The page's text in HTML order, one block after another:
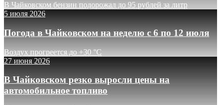
В Чайковском бензин подорожал до 95 рублей за литр
5 июля 2026
Погода в Чайковском на неделю с 6 по 12 июля
Воздух прогреется до +30 °C
27 июня 2026
В Чайковском резко выросли цены на
автомобильное топливо